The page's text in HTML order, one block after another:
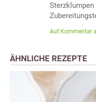
Auf Kommentar
ÄHNLICHE REZEPTE